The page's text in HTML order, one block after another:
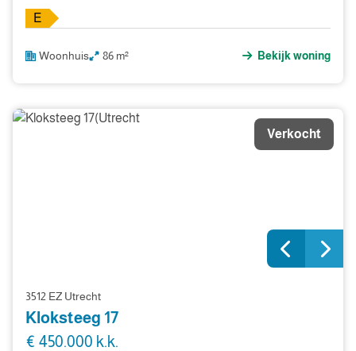
E
Woonhuis 86 m² Bekijk woning
Verkocht
3512 EZ Utrecht
Kloksteeg 17
€ 450.000 k.k.